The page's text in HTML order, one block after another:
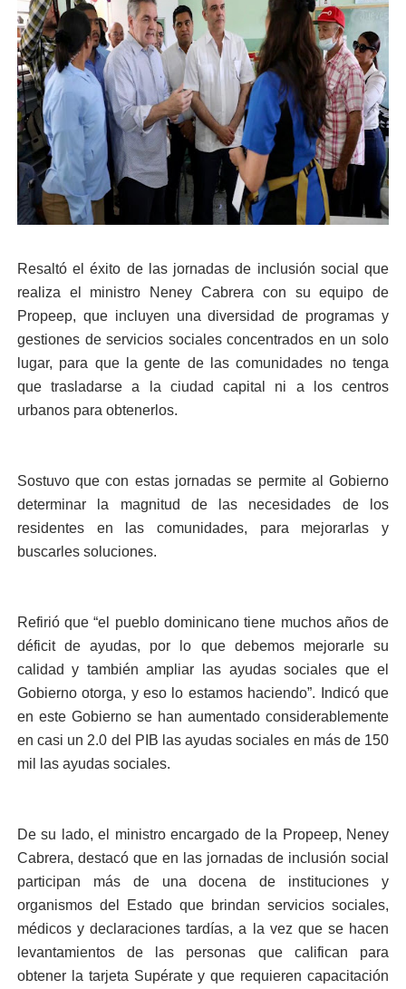
Resaltó el éxito de las jornadas de inclusión social que
realiza el ministro Neney Cabrera con su equipo de
Propeep, que incluyen una diversidad de programas y
gestiones de servicios sociales concentrados en un solo
lugar, para que la gente de las comunidades no tenga
que trasladarse a la ciudad capital ni a los centros
urbanos para obtenerlos.
Sostuvo que con estas jornadas se permite al Gobierno
determinar la magnitud de las necesidades de los
residentes en las comunidades, para mejorarlas y
buscarles soluciones.
Refirió que “el pueblo dominicano tiene muchos años de
déficit de ayudas, por lo que debemos mejorarle su
calidad y también ampliar las ayudas sociales que el
Gobierno otorga, y eso lo estamos haciendo”. Indicó que
en este Gobierno se han aumentado considerablemente
en casi un 2.0 del PIB las ayudas sociales en más de 150
mil las ayudas sociales.
De su lado, el ministro encargado de la Propeep, Neney
Cabrera, destacó que en las jornadas de inclusión social
participan más de una docena de instituciones y
organismos del Estado que brindan servicios sociales,
médicos y declaraciones tardías, a la vez que se hacen
levantamientos de las personas que califican para
obtener la tarjeta Supérate y que requieren capacitación